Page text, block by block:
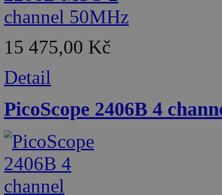
15 475,00 Kč
Detail
PicoScope 2406B 4